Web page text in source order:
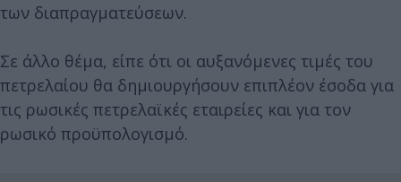
των διαπραγματεύσεων.
Σε άλλο θέμα, είπε ότι οι αυξανόμενες τιμές του
πετρελαίου θα δημιουργήσουν επιπλέον έσοδα για
τις ρωσικές πετρελαϊκές εταιρείες και για τον
ρωσικό προϋπολογισμό.